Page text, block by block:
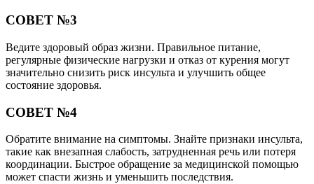
СОВЕТ №3
Ведите здоровый образ жизни. Правильное питание,
регулярные физические нагрузки и отказ от курения могут
значительно снизить риск инсульта и улучшить общее
состояние здоровья.
СОВЕТ №4
Обратите внимание на симптомы. Знайте признаки инсульта,
такие как внезапная слабость, затрудненная речь или потеря
координации. Быстрое обращение за медицинской помощью
может спасти жизнь и уменьшить последствия.